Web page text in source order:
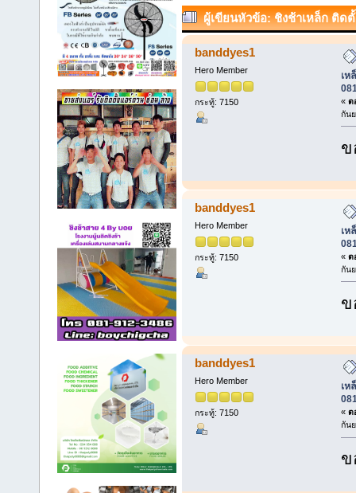
ผู้เขียนหัวข้อ: ชิงช้าเหล็ก ติด
0819123486 คุณบอย. (อ่าน 9144
banddyes1
Hero Member
กระทู้: 7150
เห
« ต
กัน
ข
banddyes1
Hero Member
กระทู้: 7150
เห
« ต
กัน
ข
banddyes1
Hero Member
กระทู้: 7150
เห
« ต
กัน
ข